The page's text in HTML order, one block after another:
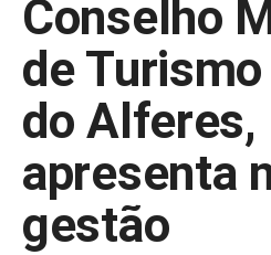
Conselho
de
do Alferes,
apresenta
gestão